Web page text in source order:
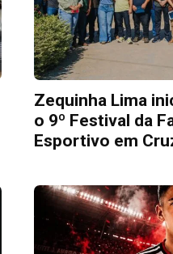
Zequinha Lima
o 9º Festival da
Esportivo em